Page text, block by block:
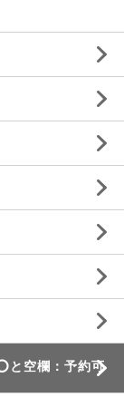
空欄：予約可